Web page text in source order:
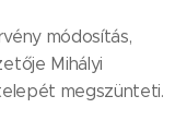
módosítás,
Mihályi
megszünteti.